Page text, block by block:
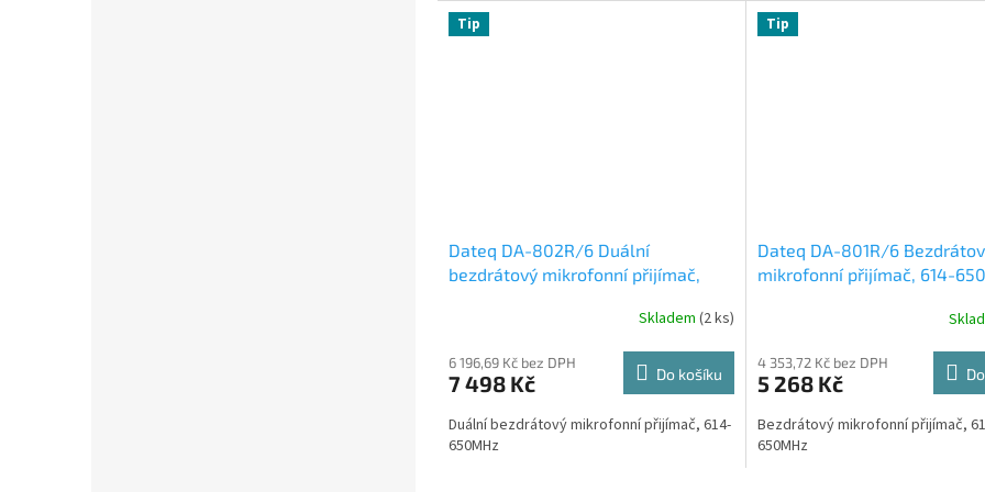
Tip
Dateq DA-802R/6 Duální
bezdrátový mikrofonní přijímač,
Skladem (2 ks)
6 196,69 Kč bez DPH
7 498 Kč Do košíku
Duální bezdrátový mikrofonní přijímač, 614-
650MHz
Tip
Dateq DA-801R/6
mikrofonní přijímač, 614-
4 353,72 Kč bez DPH
5 268 Kč
Bezdrátový mikrofonní přijímač,
650MHz